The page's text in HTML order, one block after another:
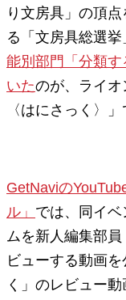
り文房具」の頂
る「文房具総選挙
能別部門「分類
いたのが、ライオ
〈はにさっく〉」
GetNaviの
ル」 では、同イ
ムを新人編集部
ビューする動画
く」のレビュー